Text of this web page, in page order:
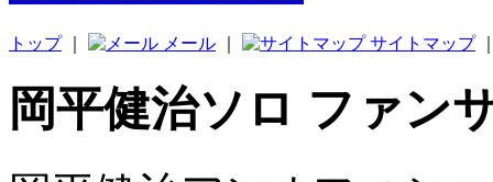
トップ｜ メール サイトマップ
岡平健治ソロ ファン